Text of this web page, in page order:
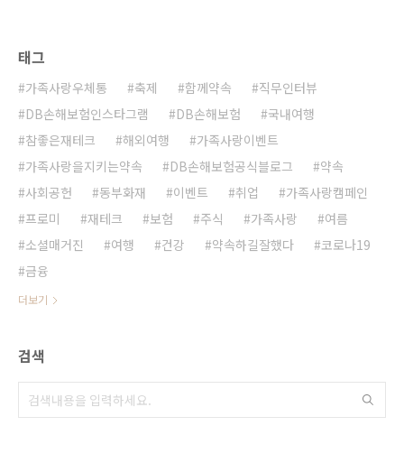
태그
가족사랑우체통 축제 함께약속
직무인터뷰
DB손해보험인스타그램
DB손해보험
국내여행
참좋은재테크
해외여행
가족사랑이벤트
가족사랑을지키는약속
DB손해보험공식블로그
약속
사회공헌
동부화재 이벤트 취업
가족사랑캠페인
프로미
재테크 보험 주식 가족사랑
여름
소셜매거진
여행 건강 약속하길잘했다
코로나19
금융
더보기
검색